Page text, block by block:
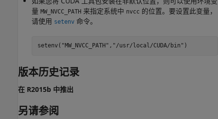
量 MW_NVCC_PATH 来指定系统中 nvcc 的位置。要设置此变量，
请使用 setenv 命令。
setenv( "MW_NVCC_PATH" , "/usr/local/CUDA/bin" )
版本历史记录
在 R2015b 中推出
另请参阅